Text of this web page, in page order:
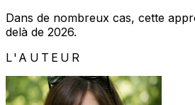
Dans de nombreux cas, cette
delà de 2026.
L'AUTEUR